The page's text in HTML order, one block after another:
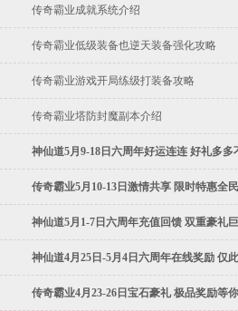
传奇霸业成就系统介绍
传奇霸业低级装备也逆天装备强化攻略
传奇霸业游戏开局练级打装备攻略
传奇霸业塔防封魔副本介绍
神仙道5月9-18日六周年好运连连 好礼多多
传奇霸业5月10-13日激情共享 限时特惠全
神仙道5月1-7日六周年充值回馈 双重豪礼
神仙道4月25日-5月4日六周年在线奖励 仅
传奇霸业4月23-26日宝石豪礼 极品奖励等